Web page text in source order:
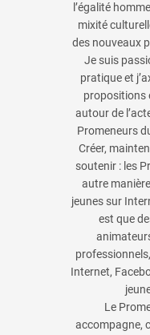
l’égalité
mixité
des nouveaux
Je suis
pratique et
propositions
autour de
Promeneurs
Créer,
soutenir : les
autre
jeunes sur
est que
Internet,
Le
accompagne,